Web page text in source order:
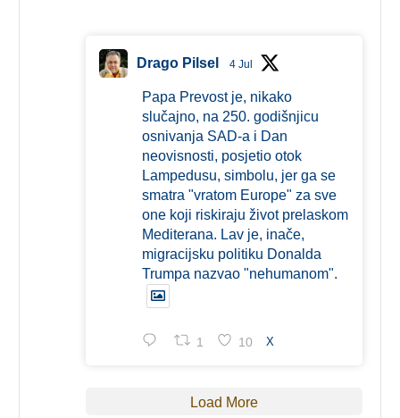
Drago Pilsel 4 Jul
Papa Prevost je, nikako
slučajno, na 250. godišnjicu
osnivanja SAD-a i Dan
neovisnosti, posjetio otok
Lampedusu, simbolu, jer ga se
smatra "vratom Europe" za sve
one koji riskiraju život prelaskom
Mediterana. Lav je, inače,
migracijsku politiku Donalda
Trumpa nazvao "nehumanom".
1 10 X
Load More